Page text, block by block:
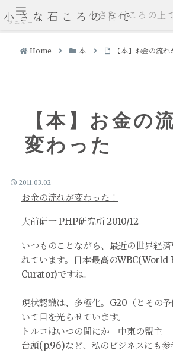
小さな石ころの上で
Home 本 【本】お金の流
【本】お金の
変わった
2011.03.02
お金の流れが変わった！
大前研一 PHP研究所 2010/12
いつものことながら、最近の世界経済
れています。日本最高のWBC(World
Curator)ですね。
現状認識は、多極化。G20（とその
いて目を光らせています。
トルコはいつの間にか「中東の盟主
台頭(p.96)など、私のビジネスにも参
メニュー
小さな石ころの上